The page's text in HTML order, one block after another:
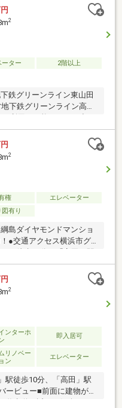
断◎その他希望に合う物件
は不動産総合企業です。
スを心がけています。そ
ご提案をいたします。ま
いませ。物件の確認事
記番号までご連絡下さ
いつでもお待ちしてお
2
ーター
2階以上
鉄グリーンライン東山田
下鉄グリーンライン高田
びいただけます。《周辺
道もあり、人通りの多い
2階部分南西向きのた
下が少ない設計のため、
ます。・バルコニー側は
2
権
エレベーター
図有り
島ダイヤモンドマンショ
●交通アクセス横浜市グ
造マンションの6階部分に
約5.7帖の和室は、引き戸
用が可能。●キッチンへ
スできます。●各洋室と
周囲に買い物施設が点在
高田西店まで約140m(徒
西店まで約350m(徒歩5
詳細はお問い合わせくだ
2
ンターホ
即入居可
リノベー
ン
エレベーター
駅徒歩10分、「高田」駅
ービュー■前面に建物が無